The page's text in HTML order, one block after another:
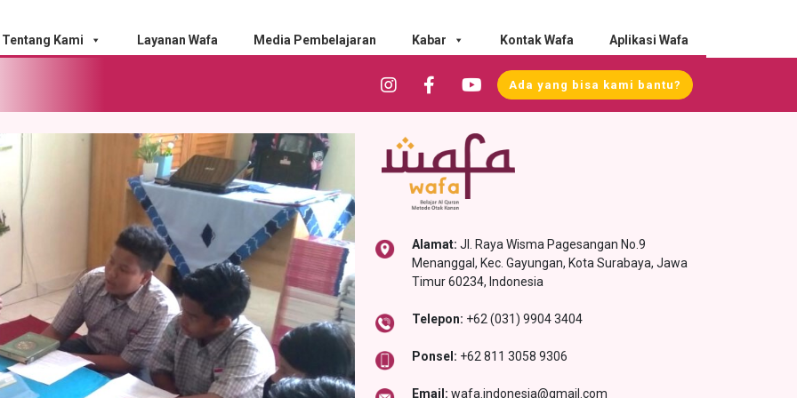
Tentang Kami Layanan Wafa Media Pembelajaran Kabar Kontak Wafa Aplikasi Wafa
Ada yang bisa kami bantu?
Alamat: Jl. Raya Wisma Pagesangan No.9
Menanggal, Kec. Gayungan, Kota Surabaya, Jawa
Timur 60234, Indonesia
Telepon: +62 (031) 9904 3404
Ponsel: +62 811 3058 9306
Email: wafa.indonesia@gmail.com